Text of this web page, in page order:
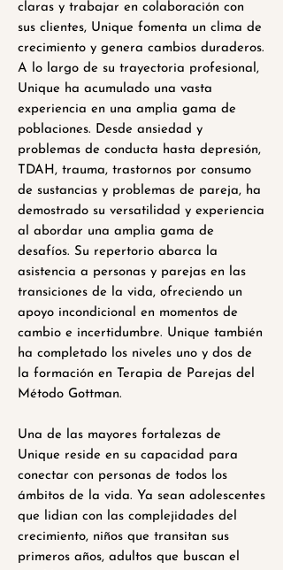
claras y trabajar en colaboración con
sus clientes, Unique fomenta un clima de
crecimiento y genera cambios duraderos.
A lo largo de su trayectoria profesional,
Unique ha acumulado una vasta
experiencia en una amplia gama de
poblaciones. Desde ansiedad y
problemas de conducta hasta depresión,
TDAH, trauma, trastornos por consumo
de sustancias y problemas de pareja, ha
demostrado su versatilidad y experiencia
al abordar una amplia gama de
desafíos. Su repertorio abarca la
asistencia a personas y parejas en las
transiciones de la vida, ofreciendo un
apoyo incondicional en momentos de
cambio e incertidumbre. Unique también
ha completado los niveles uno y dos de
la formación en Terapia de Parejas del
Método Gottman.
Una de las mayores fortalezas de
Unique reside en su capacidad para
conectar con personas de todos los
ámbitos de la vida. Ya sean adolescentes
que lidian con las complejidades del
crecimiento, niños que transitan sus
primeros años, adultos que buscan el